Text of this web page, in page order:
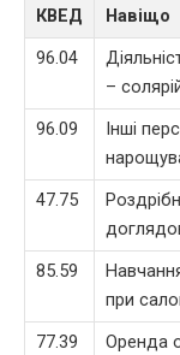
КВЕД Навіщо
96.04
–
96.09
Інші
47.75
85.59
при
77.39
Оренда